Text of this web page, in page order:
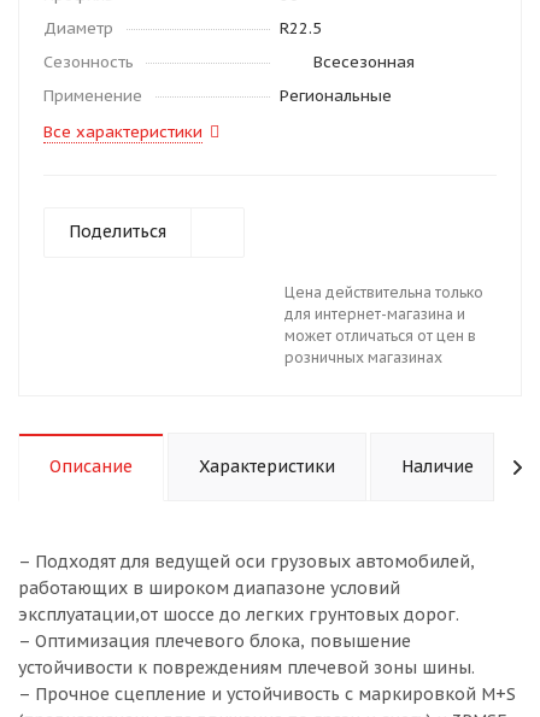
Диаметр
R22.5
Сезонность
Всесезонная
Применение
Региональные
Все характеристики
Поделиться
Цена действительна только
для интернет-магазина и
может отличаться от цен в
розничных магазинах
Описание Характеристики Наличие
– Подходят для ведущей оси грузовых автомобилей,
работающих в широком диапазоне условий
эксплуатации,от шоссе до легких грунтовых дорог.
– Оптимизация плечевого блока, повышение
устойчивости к повреждениям плечевой зоны шины.
– Прочное сцепление и устойчивость с маркировкой M+S